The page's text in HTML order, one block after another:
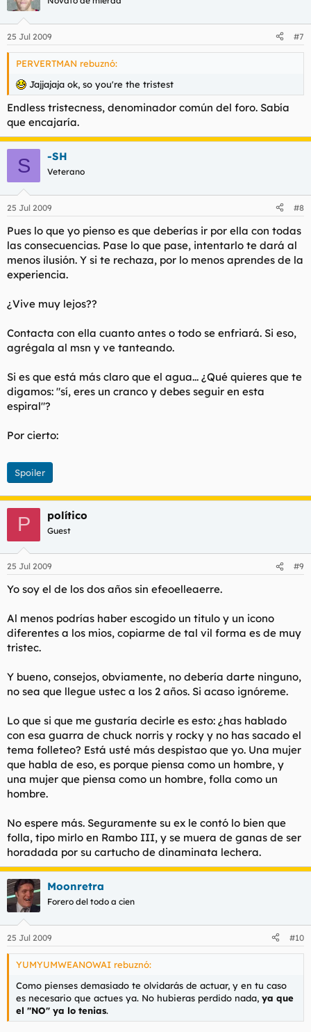
25 Jul 2009 #7
PERVERTMAN rebuznó:
Jajjajaja ok, so you're the tristest
Endless tristecness, denominador común del foro. Sabía
que encajaría.
S -SH
Veterano
25 Jul 2009 #8
Pues lo que yo pienso es que deberías ir por ella con todas
las consecuencias. Pase lo que pase, intentarlo te dará al
menos ilusión. Y si te rechaza, por lo menos aprendes de la
experiencia.
¿Vive muy lejos??
Contacta con ella cuanto antes o todo se enfriará. Si eso,
agrégala al msn y ve tanteando.
Si es que está más claro que el agua... ¿Qué quieres que te
digamos: "sí, eres un cranco y debes seguir en esta
espiral"?
Por cierto:
Spoiler
P político
Guest
25 Jul 2009 #9
Yo soy el de los dos años sin efeoelleaerre.
Al menos podrías haber escogido un titulo y un icono
diferentes a los mios, copiarme de tal vil forma es de muy
tristec.
Y bueno, consejos, obviamente, no debería darte ninguno,
no sea que llegue ustec a los 2 años. Si acaso ignóreme.
Lo que si que me gustaría decirle es esto: ¿has hablado
con esa guarra de chuck norris y rocky y no has sacado el
tema folleteo? Está usté más despistao que yo. Una mujer
que habla de eso, es porque piensa como un hombre, y
una mujer que piensa como un hombre, folla como un
hombre.
No espere más. Seguramente su ex le contó lo bien que
folla, tipo mirlo en Rambo III, y se muera de ganas de ser
horadada por su cartucho de dinaminata lechera.
Moonretra
Forero del todo a cien
25 Jul 2009 #10
YUMYUMWEANOWAI rebuznó:
Como pienses demasiado te olvidarás de actuar, y en tu caso
es necesario que actues ya. No hubieras perdido nada, ya que
el "NO" ya lo tenias.